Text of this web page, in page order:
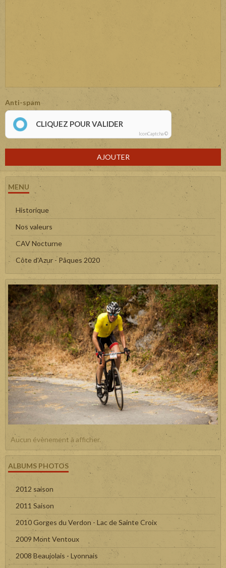
Anti-spam
CLIQUEZ POUR VALIDER
IconCaptcha ©
AJOUTER
MENU
Historique
Nos valeurs
CAV Nocturne
Côte d'Azur - Pâques 2020
Aucun évènement à afficher.
ALBUMS PHOTOS
2012 saison
2011 Saison
2010 Gorges du Verdon - Lac de Sainte Croix
2009 Mont Ventoux
2008 Beaujolais - Lyonnais